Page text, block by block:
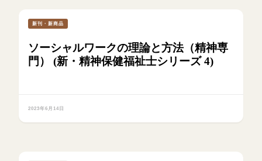
新刊・新商品
ソーシャルワークの理論と方法（精神専
門） (新・精神保健福祉士シリーズ 4)
2023年6月14日